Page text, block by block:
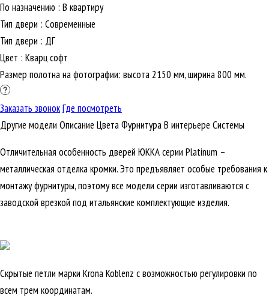
По назначению : В квартиру
Тип двери : Современные
Тип двери : ДГ
Цвет : Кварц софт
Размер полотна на фотографии: высота 2150 мм, ширина 800 мм.
Заказать звонокГде посмотреть
Другие модели Описание ЦветаФурнитураВ интерьере Cистемы
Отличительная особенность дверей ЮККА серии Platinum –
металлическая отделка кромки. Это предъявляет особые требования к
монтажу фурнитуры, поэтому все модели серии изготавливаются с
заводской врезкой под итальянские комплектующие изделия.
Скрытые петли марки Krona Koblenz с возможностью регулировки по
всем трем координатам.